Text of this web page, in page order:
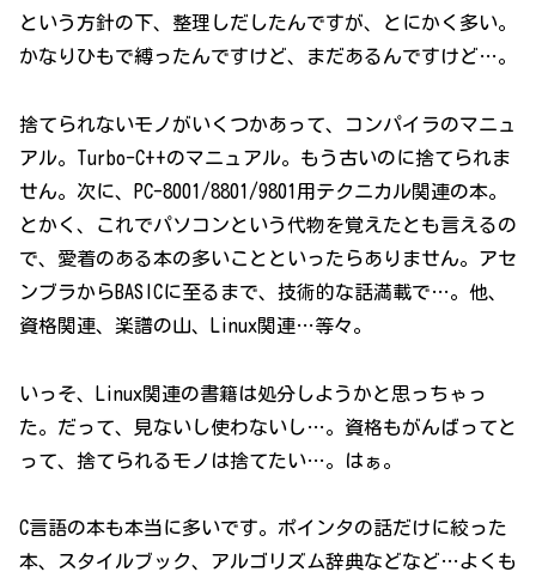
という方針の下、整理しだしたんですが、とにかく多い。
かなりひもで縛ったんですけど、まだあるんですけど…。
捨てられないモノがいくつかあって、コンパイラのマニュ
アル。Turbo-C++のマニュアル。もう古いのに捨てられま
せん。次に、PC-8001/8801/9801用テクニカル関連の本。
とかく、これでパソコンという代物を覚えたとも言えるの
で、愛着のある本の多いことといったらありません。アセ
ンブラからBASICに至るまで、技術的な話満載で…。他、
資格関連、楽譜の山、Linux関連…等々。
いっそ、Linux関連の書籍は処分しようかと思っちゃっ
た。だって、見ないし使わないし…。資格もがんばってと
って、捨てられるモノは捨てたい…。はぁ。
C言語の本も本当に多いです。ポインタの話だけに絞った
本、スタイルブック、アルゴリズム辞典などなど…よくも